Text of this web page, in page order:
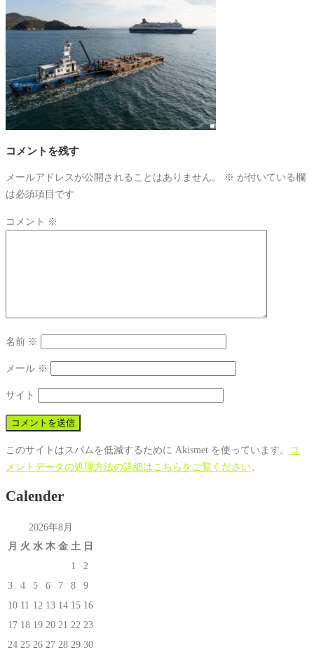
コメントを残す
メールアドレスが公開されることはありません。 ※ が付いている欄
は必須項目です
コメント ※
名前 ※
メール ※
サイト
このサイトはスパムを低減するために Akismet を使っています。
コ
メントデータの処理方法の詳細はこちらをご覧ください。
Calender
2026年8月
月 火 水 木 金 土 日
1
2
3
4 5 6 7 8
9
10 11 12 13 14 15 16
17 18 19 20 21 22 23
24 25 26 27 28 29 30